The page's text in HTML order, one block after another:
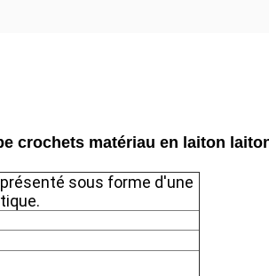
crochets matériau en laiton
sous forme d'une